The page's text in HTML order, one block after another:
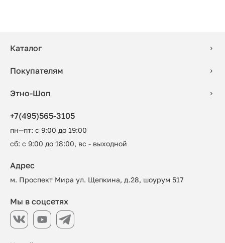
Каталог
Покупателям
Этно-Шоп
+7(495)565-3105
пн—пт: с 9:00 до 19:00
сб: с 9:00 до 18:00, вс - выходной
Адрес
м. Проспект Мира ул. Щепкина, д.28, шоурум 517
Мы в соцсетях